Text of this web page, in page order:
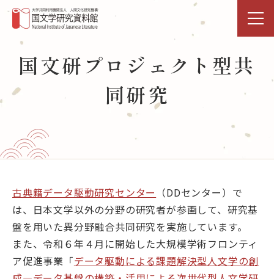
トップページ
研究活動・共同利用
展示・イベント
図書館
データベース
事業活動
国文研プロジェクト型共
同研究
古典籍データ駆動研究センター （DDセンター）で
は、日本文学以外の分野の研究者が参画して、研究基
盤を用いた異分野融合共同研究を実施しています。
また、令和６年４月に開始した大規模学術フロンティ
ア促進事業「データ駆動による課題解決型人文学の創